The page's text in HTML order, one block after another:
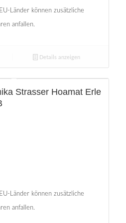
Länder können zusätzliche
anfallen.
Details anzeigen
Strasser Hoamat Erle
Länder können zusätzliche
anfallen.